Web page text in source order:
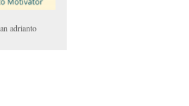
adrianto